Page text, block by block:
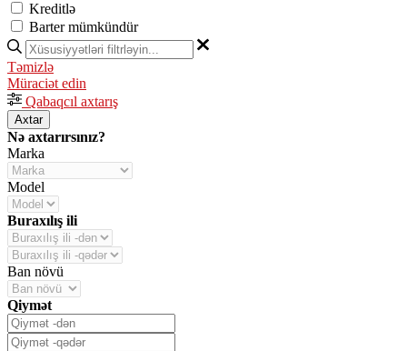
Kreditlə
Barter mümkündür
Təmizlə
Müraciət edin
Qabaqcıl axtarış
Axtar
Nə axtarırsınız?
Marka
Model
Buraxılış ili
Ban növü
Qiymət